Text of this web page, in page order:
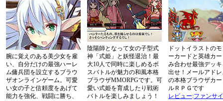
腕に覚えのある美少女を雇
い、自分だけの最強ハーレ
ム傭兵団を設立するブラウ
ザオンラインゲーム。可愛
い女の子と信頼度をあげて
能力を強化、戦闘に勝ち、
陰陽師となって女の子型式
神「式姫」と妖怪退治！最
大10人で同時に楽しめるボ
スバトルが魅力の和風本格
ブラウザMMORPGです。可
愛い式姫を育成したり戦術
バトルを楽しみましょう！
ドットイラストの
ーカードと英雄カ
み合わせ最強デッ
出せ！メールアド
の本格ブラウザカ
ルＲＰＧです
レビュー:ファンサ